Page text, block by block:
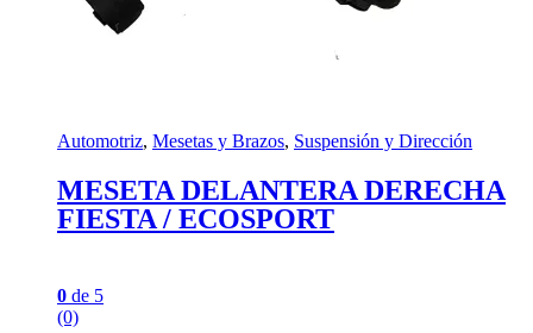
Automotriz, Mesetas y Brazos, Suspensión y Dirección
MESETA DELANTERA DERECHA
FIESTA / ECOSPORT
0 de 5
(0)